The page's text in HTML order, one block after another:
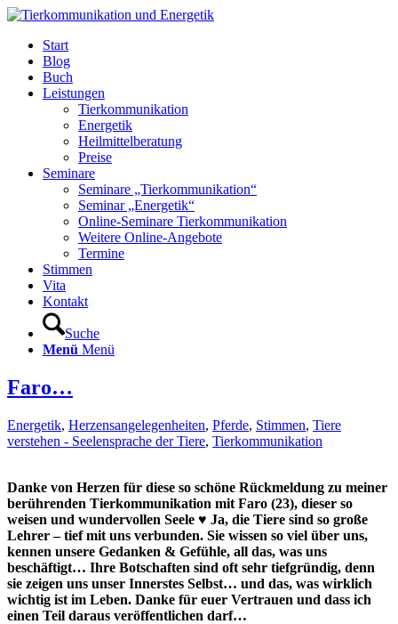
Start
Blog
Buch
Leistungen
Tierkommunikation
Energetik
Heilmittelberatung
Preise
Seminare
Seminare „Tierkommunikation“
Seminar „Energetik“
Online-Seminare Tierkommunikation
Weitere Online-Angebote
Termine
Stimmen
Vita
Kontakt
Suche
Menü Menü
Faro…
Energetik, Herzensangelegenheiten, Pferde, Stimmen, Tiere
verstehen - Seelensprache der Tiere, Tierkommunikation
Danke von Herzen für diese so schöne Rückmeldung zu meiner
berührenden Tierkommunikation mit Faro (23), dieser so
weisen und wundervollen Seele ♥ Ja, die Tiere sind so große
Lehrer – tief mit uns verbunden. Sie wissen so viel über uns,
kennen unsere Gedanken & Gefühle, all das, was uns
beschäftigt… Ihre Botschaften sind oft sehr tiefgründig, denn
sie zeigen uns unser Innerstes Selbst… und das, was wirklich
wichtig ist im Leben. Danke für euer Vertrauen und dass ich
einen Teil daraus veröffentlichen darf…